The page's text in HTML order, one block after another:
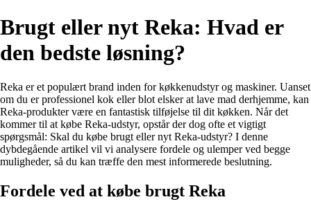
Brugt eller nyt Reka: Hvad er
den bedste løsning?
Reka er et populært brand inden for køkkenudstyr og maskiner. Uanset
om du er professionel kok eller blot elsker at lave mad derhjemme, kan
Reka-produkter være en fantastisk tilføjelse til dit køkken. Når det
kommer til at købe Reka-udstyr, opstår der dog ofte et vigtigt
spørgsmål: Skal du købe brugt eller nyt Reka-udstyr? I denne
dybdegående artikel vil vi analysere fordele og ulemper ved begge
muligheder, så du kan træffe den mest informerede beslutning.
Fordele ved at købe brugt Reka